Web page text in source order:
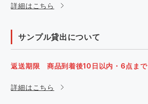
詳細はこちら
サンプル貸出について
返送期限 商品到着後10日以内・6点まで
詳細はこちら